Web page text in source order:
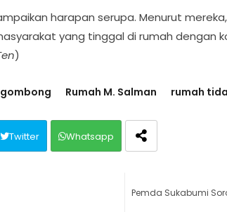
harapan serupa. Menurut
yang tinggal di rumah dengan
)
Rumah M. Salman rumah
Twitter Whatsapp
Pemda Sukabumi